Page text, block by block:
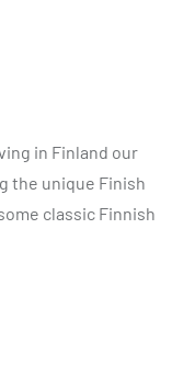
in Finland our
the unique Finish
classic Finnish